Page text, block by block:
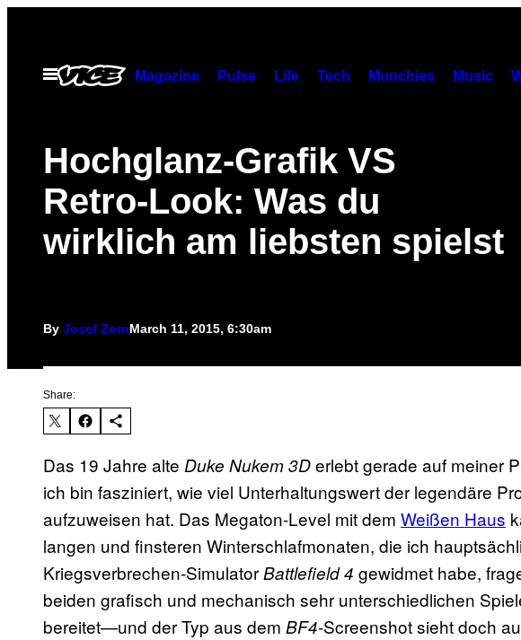
contentOpen
Menu
Magazine Pulse Life Tech Munchies Music
Hochglanz-Grafik VS
Retro-Look: Was du
wirklich am liebsten spielst
By Josef ZornMarch 11, 2015, 6:30am
Share:
Das 19 Jahre alte Duke Nukem 3Derlebt gerade auf meiner
ich bin fasziniert, wie viel Unterhaltungswert der legendäre
aufzuweisen hat. Das Megaton-Level mit dem Weißen Haus
langen und finsteren Winterschlafmonaten, die ich
Kriegsverbrechen-SimulatorBattlefield 4 gewidmet habe,
beiden grafisch und mechanisch sehr unterschiedlichen
bereitet—und der Typ aus dem BF4-Screenshot sieht doch